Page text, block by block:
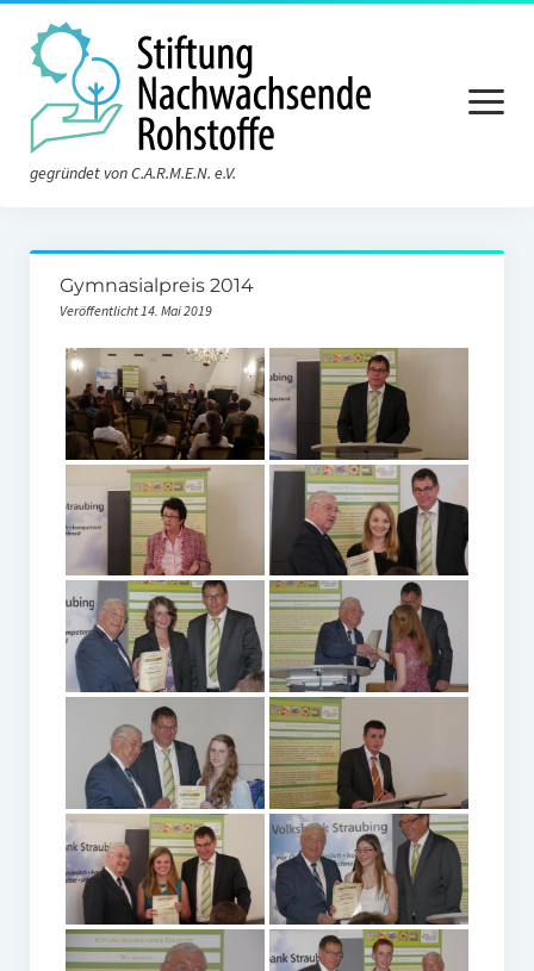
gegründet von C.A.R.M.E.N. e.V.
Menü
öffnen
Aktuelles
Die Stiftung
Über die Stiftung
Der Vorstand
Der Stiftungsrat
Unser Netzwerk
Unterstützen Sie uns
Datenschutz
Impressum und Disclaimer
Erfahrungsberichte
Gymnasialpreise
Aktuelles
Promotionsstipendien
Gymnasialpreis 2014
Veröffentlicht 14. Mai 2019